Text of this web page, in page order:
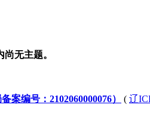
无主题。
案编号：2102060000076） ( 辽